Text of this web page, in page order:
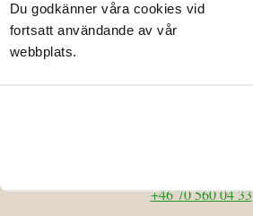
Du godkänner våra cookies vid
fortsatt användande av vår
webbplats.
Adress:
Pinnarp
+46 70 560 04 33